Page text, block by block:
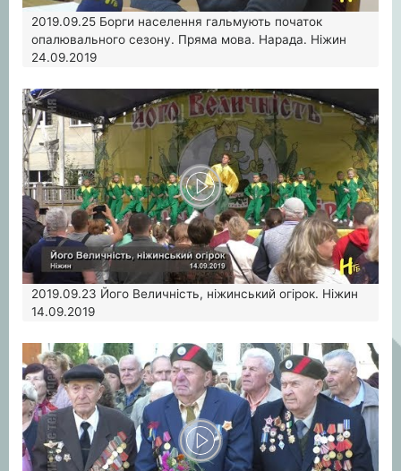
2019.09.25 Борги населення гальмують початок
опалювального сезону. Пряма мова. Нарада. Ніжин
24.09.2019
2019.09.23 Його Величність, ніжинський огірок. Ніжин
14.09.2019